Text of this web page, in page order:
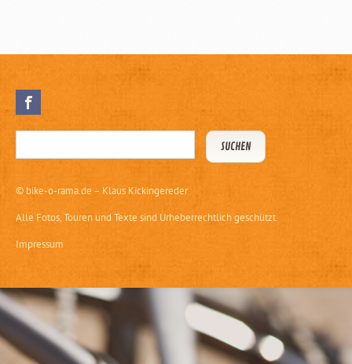
© bike-o-rama.de – Klaus Kickingereder
Alle Fotos, Touren und Texte sind Urheberrechtlich geschützt.
Impressum